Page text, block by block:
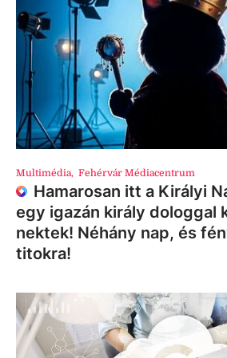
Multimédia, Fehérvár Médiacentrum
Hamarosan itt a Királyi
egy igazán király dologgal
nektek! Néhány nap, és
titokra!